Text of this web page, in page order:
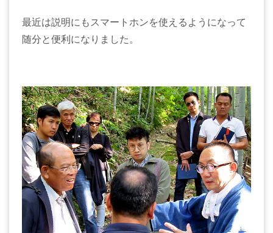
最近は説明にもスマートホンを使えるようになって
随分と便利になりました。